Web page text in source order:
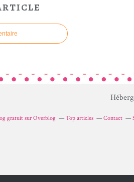
gratuit sur Overblog Top articles Contact